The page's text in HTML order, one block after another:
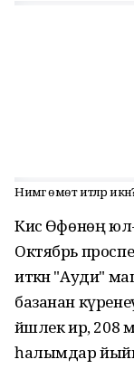
Нимәгә өмөт итәләр
Кисә Өфөнөң юл-
Октябрь
иткән "Ауди"
базанан
йәшлек ир,
һалымдар